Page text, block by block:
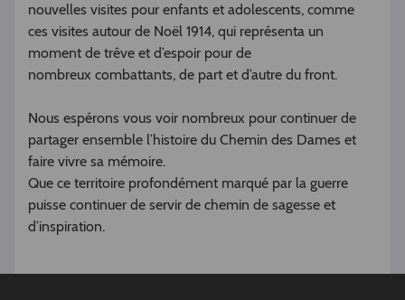
nouvelles visites pour enfants et adolescents, comme
ces visites autour de Noël 1914, qui représenta un
moment de trêve et d’espoir pour de
nombreux combattants, de part et d’autre du front.
Nous espérons vous voir nombreux pour continuer de
partager ensemble l’histoire du Chemin des Dames et
faire vivre sa mémoire.
Que ce territoire profondément marqué par la guerre
puisse continuer de servir de chemin de sagesse et
d’inspiration.